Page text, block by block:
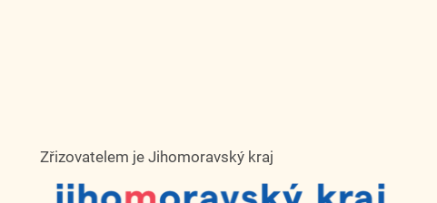
Zřizovatelem je Jihomoravský kraj